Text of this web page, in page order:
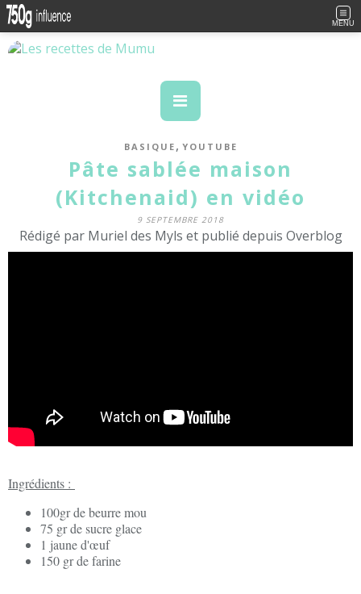
MENU
BASIQUE , YOUTUBE
Pâte sablée maison
(Kitchenaid) en vidéo
9 SEPTEMBRE 2018
Rédigé par Muriel des Myls et publié depuis Overblog
Ingrédients :
100gr de beurre mou
75 gr de sucre glace
1 jaune d'œuf
150 gr de farine